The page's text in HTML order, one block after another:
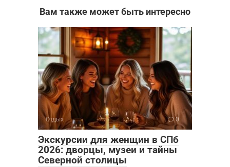
Вам также может быть интересно
Отдых 0
Экскурсии для женщин в СПб
2026: дворцы, музеи и тайны
Северной столицы